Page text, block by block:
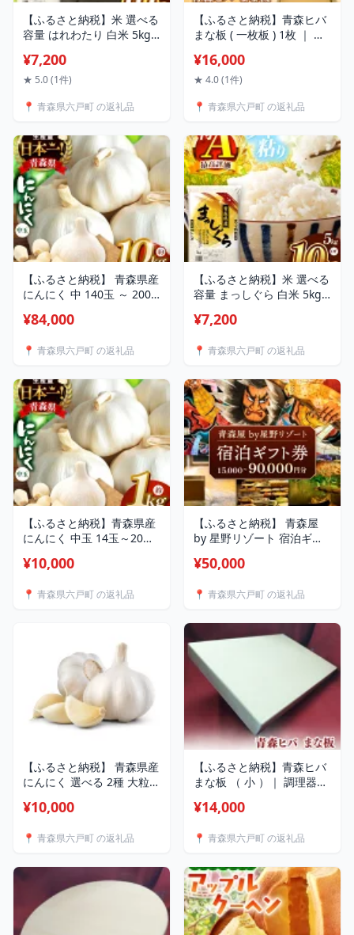
【ふるさと納税】米 選べる
容量 はれわたり 白米 5kg
2025年産 令和7年度産 国産
産地直送 特産 ブランド米
産 特A 受賞 仕送り お弁当
のまま 豊文精米加工センタ
ー 青森県 六戸町
¥7,200
★ 5.0 (1件)
📍 青森県六戸町 の返礼品
【ふるさと納税】青森ヒバ
まな板 ( 一枚板 ) 1枚 ｜ 調
チン キッチングッズ まな
板 キッチン 台所 調理 料理
菌 防虫 消臭効果 お取り寄
メイプルふれあいセンター
青森県 六戸町
¥16,000
★ 4.0 (1件)
📍 青森県六戸町 の返礼品
【ふるさと納税】 青森県産
にんにく 中 140玉 ～ 200
大容量 どっさり 大量 たっ
送 中玉 料理 薬味 ガーリッ
備菜 調味料 焼肉 BBQ 便利
万能 株式会社あおもり野菜
青森県 六戸町
¥84,000
📍 青森県六戸町 の返礼品
【ふるさと納税】米 選べる
容量 まっしぐら 白米 5kg
2025年産 令和7年度産 国産
い粘り あっさり 冷めても
採れたて 風味そのまま 豊
文精米加工センター 青森県
六戸町
¥7,200
📍 青森県六戸町 の返礼品
【ふるさと納税】青森県産
にんにく 中玉 14玉～20玉
量 どっさり 大量 たっぷり
玉 料理 薬味 ガーリック ス
株式会社あおもり野菜 青森
県 六戸町 J‐05
¥10,000
📍 青森県六戸町 の返礼品
【ふるさと納税】 青森屋
by 星野リゾート 宿泊ギフ
90,000円分 ） | チケット
泉かけ流し 露天風呂 囲炉
祭り 観光 ホテル 国内旅行
リゾート 東北 人気 プレゼ
ント 朝湯 青森県 六戸町
¥50,000
📍 青森県六戸町 の返礼品
【ふるさと納税】 青森県産
にんにく 選べる 2種 大粒
Lサイズ 10玉 お得セット |
ク料理 ｜Aomori White
¥10,000
📍 青森県六戸町 の返礼品
【ふるさと納税】青森ヒバ
まな板 （ 小 ）｜ 調理器具
ッチングッズ キッチン 台
イタ 小さめ アウトドア
ー 木製 抗菌 防虫 消臭効果
道の駅ろくのへ メイプルふ
れあいセンター 青森県 六
戸町
¥14,000
📍 青森県六戸町 の返礼品